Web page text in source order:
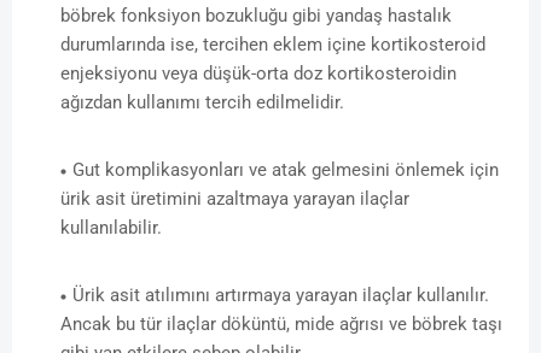
böbrek fonksiyon bozukluğu gibi yandaş hastalık
durumlarında ise, tercihen eklem içine kortikosteroid
enjeksiyonu veya düşük-orta doz kortikosteroidin
ağızdan kullanımı tercih edilmelidir.
Gut komplikasyonları ve atak gelmesini önlemek için
ürik asit üretimini azaltmaya yarayan ilaçlar
kullanılabilir.
Ürik asit atılımını artırmaya yarayan ilaçlar kullanılır.
Ancak bu tür ilaçlar döküntü, mide ağrısı ve böbrek taşı